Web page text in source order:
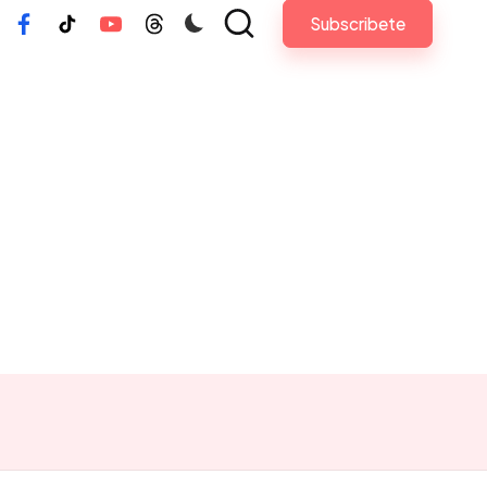
FacebookTiktokYoutubeThreads Subscribete